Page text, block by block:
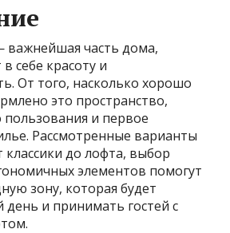
важнейшая часть дома,
себе красоту и
От того, насколько хорошо
это пространство,
пользования и первое
Рассмотренные варианты
до лофта, выбор
элементов помогут
зону, которая будет
и принимать гостей с